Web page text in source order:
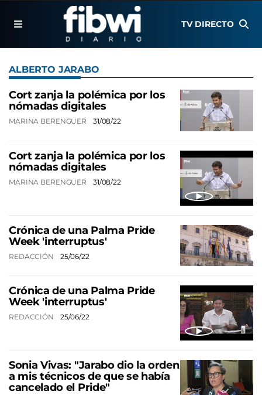
TV DIRECTO
ALBERTO JARABO
Cort zanja la polémica por los
nómadas digitales
MARINA BERENGUER 31/08/22
Cort zanja la polémica por los
nómadas digitales
MARINA BERENGUER 31/08/22
Crónica de una Palma Pride
Week 'interruptus'
REDACCIÓN 25/06/22
Crónica de una Palma Pride
Week 'interruptus'
REDACCIÓN 25/06/22
Sonia Vivas: "Jarabo dio la orden
a mis técnicos de que se había
cancelado el Pride"